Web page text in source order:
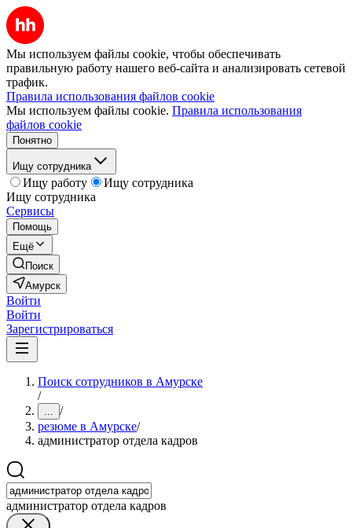
Мы используем файлы cookie, чтобы обеспечивать
правильную работу нашего веб-сайта и анализировать сетевой
трафик.
Правила использования файлов cookie
Мы используем файлы cookie. Правила использования
файлов cookie
Понятно
Ищу сотрудника
Ищу работу
Ищу сотрудника
Ищу сотрудника
Сервисы
Помощь
Ещё
Поиск
Амурск
Войти
Войти
Зарегистрироваться
Поиск сотрудников в Амурске
/
... /
резюме в Амурске/
администратор отдела кадров
администратор отдела кадров